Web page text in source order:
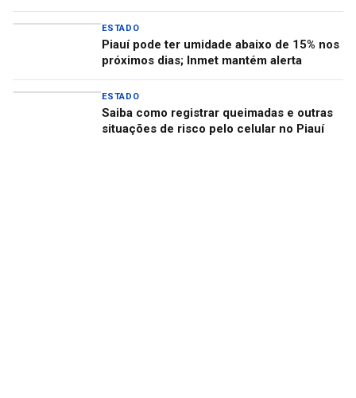
ESTADO
Piauí pode ter umidade abaixo de 15% nos
próximos dias; Inmet mantém alerta
ESTADO
Saiba como registrar queimadas e outras
situações de risco pelo celular no Piauí